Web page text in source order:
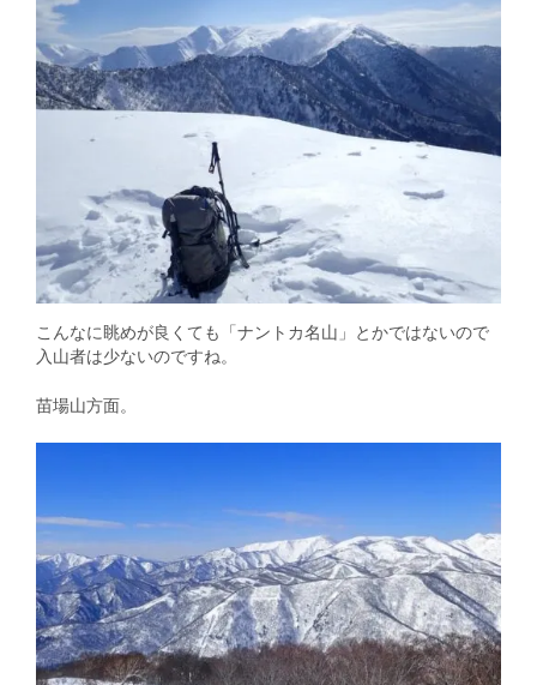
こんなに眺めが良くても「ナントカ名山」とかではないので
入山者は少ないのですね。
苗場山方面。